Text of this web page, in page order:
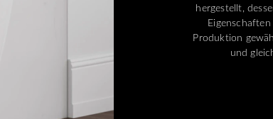
hergestellt,
Produktion
und